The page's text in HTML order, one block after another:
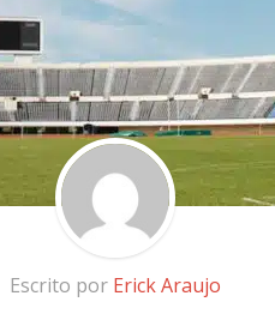
Escrito por Erick Araujo